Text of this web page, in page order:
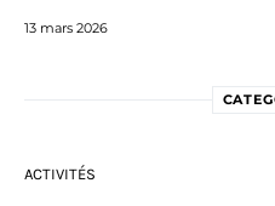
13 mars 2026
ACTIVITÉS